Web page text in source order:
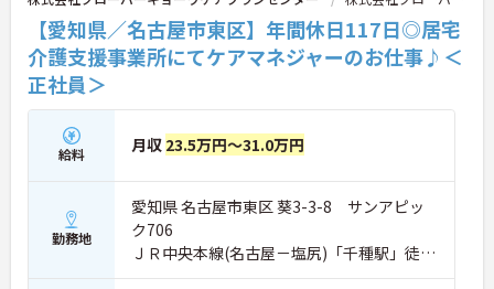
【愛知県／名古屋市東区】年間休日117日◎居宅
介護支援事業所にてケアマネジャーのお仕事♪＜
正社員＞
給料 月収 23.5万円～31.0万円
勤務地
愛知県 名古屋市東区 葵3-3-8 サンアピッ
ク706
ＪＲ中央本線(名古屋－塩尻)「千種駅」徒歩
6分